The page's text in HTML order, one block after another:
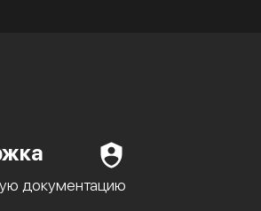
документацию